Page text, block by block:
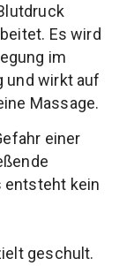
Es wird
im
und wirkt auf
Massage.
einer
entsteht kein
geschult.